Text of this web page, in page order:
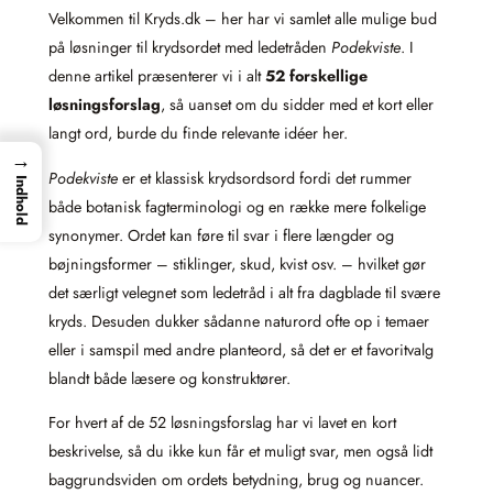
Velkommen til Kryds.dk – her har vi samlet alle mulige bud
på løsninger til krydsordet med ledetråden Podekviste. I
denne artikel præsenterer vi i alt52 forskellige
løsningsforslag, så uanset om du sidder med et kort eller
langt ord, burde du finde relevante idéer her.
Podekviste er et klassisk krydsordsord fordi det rummer
både botanisk fagterminologi og en række mere folkelige
synonymer. Ordet kan føre til svar i flere længder og
bøjningsformer – stiklinger, skud, kvist osv. – hvilket gør
det særligt velegnet som ledetråd i alt fra dagblade til svære
kryds. Desuden dukker sådanne naturord ofte op i temaer
eller i samspil med andre planteord, så det er et favoritvalg
blandt både læsere og konstruktører.
For hvert af de 52 løsningsforslag har vi lavet en kort
beskrivelse, så du ikke kun får et muligt svar, men også lidt
baggrundsviden om ordets betydning, brug og nuancer.
→
Indhold